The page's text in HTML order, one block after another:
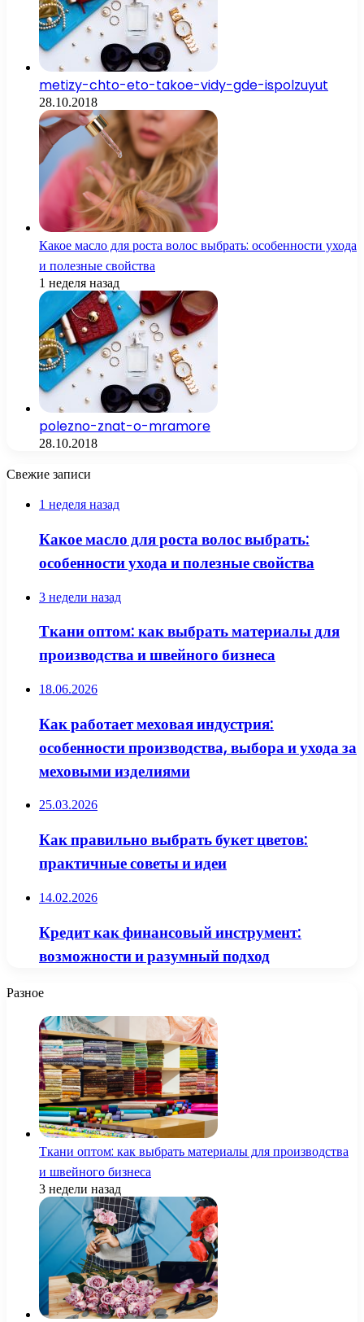
metizy-chto-eto-takoe-vidy-gde-ispolzuyut
28.10.2018
Какое масло для роста волос выбрать: особенности ухода
и полезные свойства
1 неделя назад
polezno-znat-o-mramore
28.10.2018
Свежие записи
1 неделя назад
Какое масло для роста волос выбрать:
особенности ухода и полезные свойства
3 недели назад
Ткани оптом: как выбрать материалы для
производства и швейного бизнеса
18.06.2026
Как работает меховая индустрия:
особенности производства, выбора и ухода за
меховыми изделиями
25.03.2026
Как правильно выбрать букет цветов:
практичные советы и идеи
14.02.2026
Кредит как финансовый инструмент:
возможности и разумный подход
Разное
Ткани оптом: как выбрать материалы для производства
и швейного бизнеса
3 недели назад